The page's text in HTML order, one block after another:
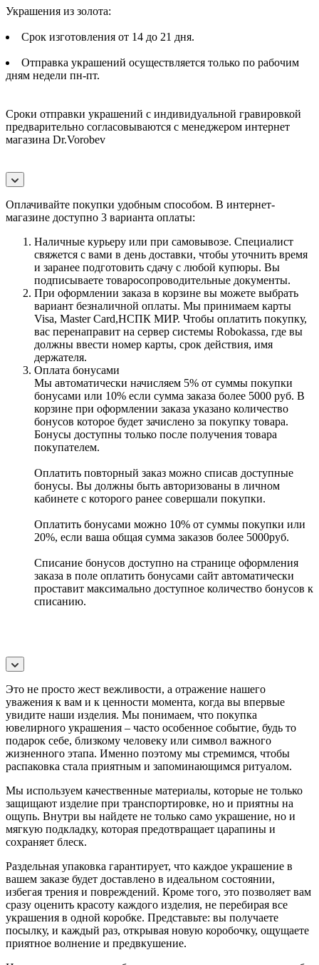
Украшения из золота:
Срок изготовления от 14 до 21 дня.
Отправка украшений осуществляется только по рабочим
дням недели пн-пт.
Сроки отправки украшений с индивидуальной гравировкой
предварительно согласовываются с менеджером интернет
магазина Dr.Vorobev
Оплачивайте покупки удобным способом. В интернет-
магазине доступно 3 варианта оплаты:
Наличные курьеру или при самовывозе. Специалист
свяжется с вами в день доставки, чтобы уточнить время
и заранее подготовить сдачу с любой купюры. Вы
подписываете товаросопроводительные документы.
При оформлении заказа в корзине вы можете выбрать
вариант безналичной оплаты. Мы принимаем карты
Visa, Master Card,НСПК МИР. Чтобы оплатить покупку,
вас перенаправит на сервер системы Robokassa, где вы
должны ввести номер карты, срок действия, имя
держателя.
Оплата бонусами
Мы автоматически начисляем 5% от суммы покупки
бонусами или 10% если сумма заказа более 5000 руб. В
корзине при оформлении заказа указано количество
бонусов которое будет зачислено за покупку товара.
Бонусы доступны только после получения товара
покупателем.
Оплатить повторный заказ можно списав доступные
бонусы. Вы должны быть авторизованы в личном
кабинете с которого ранее совершали покупки.
Оплатить бонусами можно 10% от суммы покупки или
20%, если ваша общая сумма заказов более 5000руб.
Списание бонусов доступно на странице оформления
заказа в поле оплатить бонусами сайт автоматически
проставит максимально доступное количество бонусов к
списанию.
Это не просто жест вежливости, а отражение нашего
уважения к вам и к ценности момента, когда вы впервые
увидите наши изделия. Мы понимаем, что покупка
ювелирного украшения – часто особенное событие, будь то
подарок себе, близкому человеку или символ важного
жизненного этапа. Именно поэтому мы стремимся, чтобы
распаковка стала приятным и запоминающимся ритуалом.
Мы используем качественные материалы, которые не только
защищают изделие при транспортировке, но и приятны на
ощупь. Внутри вы найдете не только само украшение, но и
мягкую подкладку, которая предотвращает царапины и
сохраняет блеск.
Раздельная упаковка гарантирует, что каждое украшение в
вашем заказе будет доставлено в идеальном состоянии,
избегая трения и повреждений. Кроме того, это позволяет вам
сразу оценить красоту каждого изделия, не перебирая все
украшения в одной коробке. Представьте: вы получаете
посылку, и каждый раз, открывая новую коробочку, ощущаете
приятное волнение и предвкушение.